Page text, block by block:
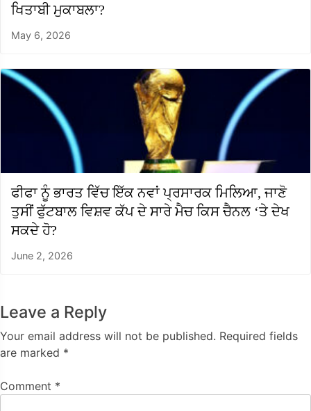
ਖਿਤਾਬੀ ਮੁਕਾਬਲਾ?
May 6, 2026
ਫੀਫਾ ਨੂੰ ਭਾਰਤ ਵਿੱਚ ਇੱਕ ਨਵਾਂ ਪ੍ਰਸਾਰਕ ਮਿਲਿਆ, ਜਾਣੋ
ਤੁਸੀਂ ਫੁੱਟਬਾਲ ਵਿਸ਼ਵ ਕੱਪ ਦੇ ਸਾਰੇ ਮੈਚ ਕਿਸ ਚੈਨਲ ‘ਤੇ ਦੇਖ
ਸਕਦੇ ਹੋ?
June 2, 2026
Leave a Reply
Your email address will not be published. Required fields
are marked *
Comment *